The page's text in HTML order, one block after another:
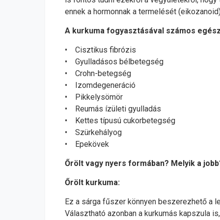
ennek a hormonnak a termelését
A kurkuma fogyasztásával számos
• Cisztikus fibrózis
• Gyulladásos bélbetegség
• Crohn-betegség
• Izomdegeneráció
• Pikkelysömör
• Reumás ízületi gyulladás
• Kettes típusú cukorbetegség
• Szürkehályog
• Epekövek
Őrölt vagy nyers formában? Melyik a
Őrölt kurkuma:
Ez a sárga fűszer könnyen beszerezhető
Választható azonban a kurkumás kapszula